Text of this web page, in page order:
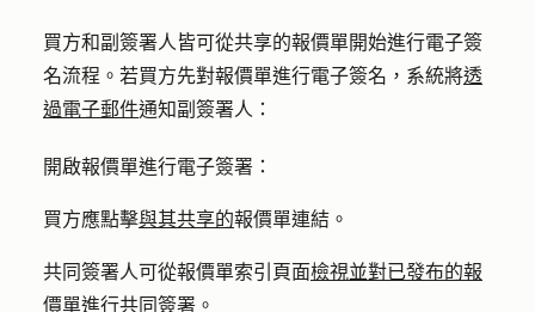
買方和副簽署人皆可從共享的報價單開始進行電子簽
名流程。若買方先對報價單進行電子簽名，系統將透
過電子郵件通知副簽署人：
開啟報價單進行電子簽署：
買方應點擊與其共享的報價單連結。
共同簽署人可從報價單索引頁面檢視並對已發布的報
價單進行共同簽署 。